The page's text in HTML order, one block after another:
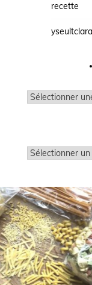
recette
yseultclara
Catégories
Archives